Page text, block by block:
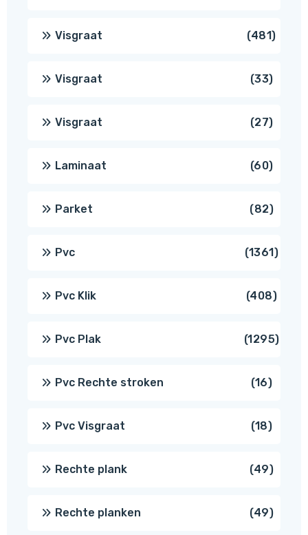
Visgraat 481481
Visgraat 3333
Visgraat 2727
Laminaat 6060
Parket 8282
Pvc 13611361
Pvc Klik 408408
Pvc Plak 12951295
Pvc Rechte stroken 1616
Pvc Visgraat 1818
Rechte plank 4949
Rechte planken 4949